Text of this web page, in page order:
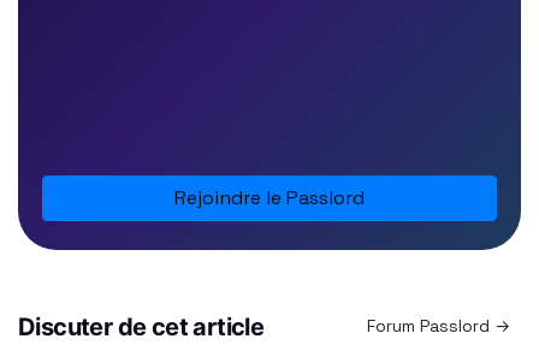
Rejoindre le Passlord
Discuter de cet article Forum Passlord →